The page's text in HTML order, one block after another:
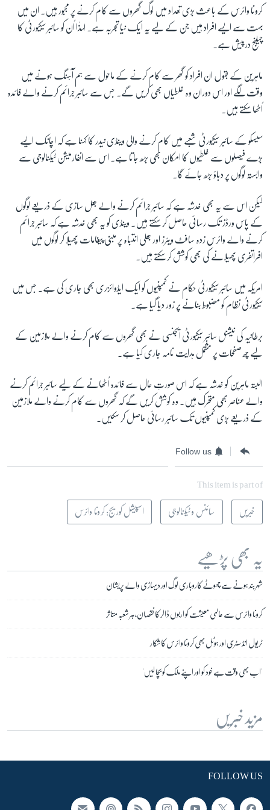
زبان
کرونا وائرس کے باعث بڑی تعداد میں لوگ گھروں سے کام کرنے پر مجبور ہیں۔ ان میں
بہت سے ایسے افراد ہیں جن کے لیے یہ ایک نیا تجربہ ہے۔ لہذٰا اُن کو سائبر سیکیورٹی کا
چیلنج درپیش ہے۔
ماہرین کے بقول ان افراد کو گھر سے کام کرنے کے ماحول سے ہم آہنگ ہونے میں
وقت لگے اور اس دوران وہ غلطیاں بھی کریں گے۔ جس سے سائبر جرائم کرنے والے فائدہ
اُٹھا سکتے ہیں۔
سیسکو کے سائبر سیکیورٹی شعبے میں کام کرنے والی وینڈی نیدر کا کہنا ہے کہ اچانک ایسے
بڑے فیصلوں سے غلطیوں کا امکان بھی بڑھ جاتا ہے۔ اس سے انفارمیشن ٹیکنالوجی سے
وابستہ لوگوں پر دباؤ بڑھ جائے گا۔
لیکن اس سے یہ بھی خدشہ ہے کہ سائبر جرائم کرنے والے جعل سازی کے ذریعے لوگوں
کے پاس ورڈز تک رسائی حاصل کر سکتے ہیں۔ وینڈی کو یہ بھی خدشہ ہے کہ سائبر جرائم
کرنے والے وائرس زدہ سافٹ ویئرز اور جعلی انتباہ پر مبنی پیغامات پھیلا کر لوگوں میں
افراتفری پھیلانے کی بھی کوشش کر سکتے ہیں۔
امریکہ میں سائبر سیکیورٹی حکام نے کمپنیوں کو ایک ایڈوائزری بھی جاری کی ہے۔ جس میں
سیکیورٹی نظام کو مضبوط بنانے پر زور دیا گیا ہے۔
برطانیہ کی نیشنل سائبر سیکیورٹی ایجنسی نے بھی گھروں سے کام کرنے والے ملازمین کے
لیے چھ صفحات پر مشتمل ہدایت نامہ جاری کیا ہے۔
البتہ ماہرین کو خدشہ ہے کہ اس صورتِ حال سے فائدہ اُٹھانے کے لیے سائبر جرائم کرنے
والے عناصر بھی متحرک ہیں۔ وہ کوشش کریں گے کہ گھروں سے کام کرنے والے ملازمین
کے ذریعے بڑی کمپنیوں تک سائبر رسائی حاصل کر سکیں۔
Follow us
This item is part of
خبریں سائنس و ٹیکنالوجی اسپیشل کوریج: کرونا وائرس
یہ بھی پڑھیے
شہر بند ہونے سے چھوٹے کاروباری لوگ اور دیہاڑی والے پریشان
کرونا وائرس سے عالمی معیشت کو اربوں ڈالر کا نقصان، ہر شعبہ متاثر
ٹریول انڈسٹری اور ہوٹل بھی کرونا وائرس کا شکار
'اب بھی وقت ہے خود کو اور اپنے ملک کو بچا لیں'
مزید خبریں
FOLLOW US